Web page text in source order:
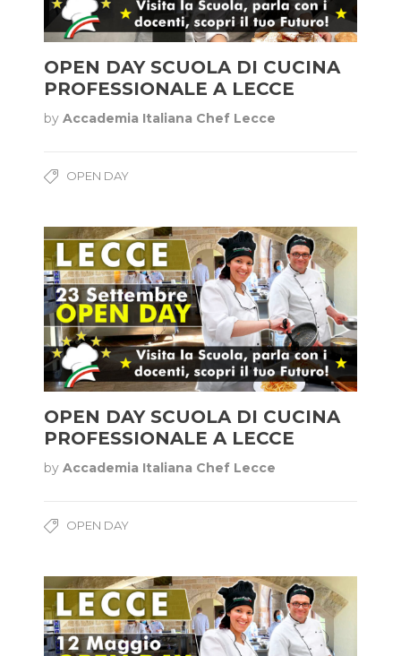
OPEN DAY SCUOLA DI CUCINA
PROFESSIONALE A LECCE
by Accademia Italiana Chef Lecce
OPEN DAY
OPEN DAY SCUOLA DI CUCINA
PROFESSIONALE A LECCE
by Accademia Italiana Chef Lecce
OPEN DAY